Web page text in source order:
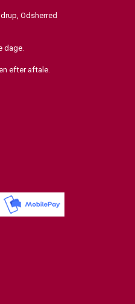
Odsherred
dage.
efter aftale.